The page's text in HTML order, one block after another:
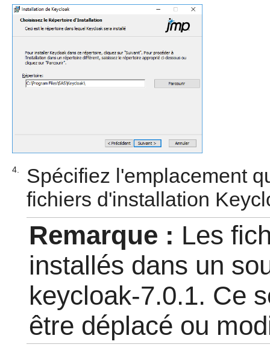
4.
Spécifiez l'emplacement
fichiers d'installation
Remarque : Les
installés dans un
keycloak-7.0.1. Ce
être déplacé ou